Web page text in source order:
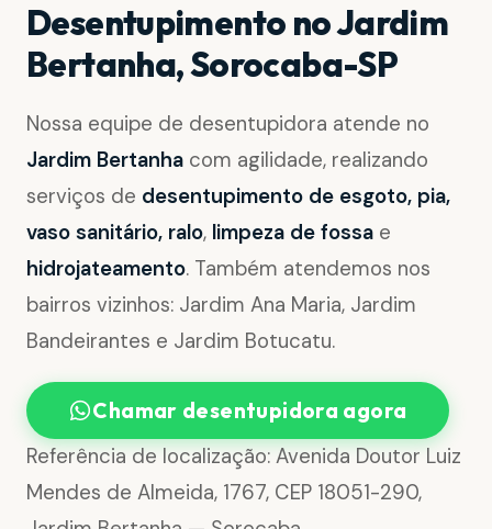
Desentupimento no Jardim
Bertanha, Sorocaba-SP
Nossa equipe de desentupidora atende no
Jardim Bertanha com agilidade, realizando
serviços de desentupimento de esgoto, pia,
vaso sanitário, ralo, limpeza de fossa e
hidrojateamento. Também atendemos nos
bairros vizinhos: Jardim Ana Maria, Jardim
Bandeirantes e Jardim Botucatu.
Chamar desentupidora agora
Referência de localização: Avenida Doutor Luiz
Mendes de Almeida, 1767, CEP 18051-290,